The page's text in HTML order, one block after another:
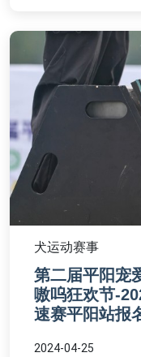
犬运动赛事
第二届平阳宠
嗷呜狂欢节-
速赛平阳站报
2024-04-25